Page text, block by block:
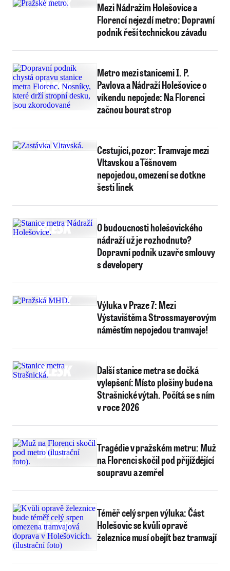
Mezi Nádražím Holešovice a
Florencí nejezdí metro: Dopravní
podnik řeší technickou závadu
Metro mezi stanicemi I. P.
Pavlova a Nádraží Holešovice o
víkendu nepojede: Na Florenci
začnou bourat strop
Cestující, pozor: Tramvaje mezi
Vltavskou a Těšnovem
nepojedou, omezení se dotkne
šesti linek
O budoucnosti holešovického
nádraží už je rozhodnuto?
Dopravní podnik uzavře smlouvy
s developery
Výluka v Praze 7: Mezi
Výstavištěm a Strossmayerovým
náměstím nepojedou tramvaje!
Další stanice metra se dočká
vylepšení: Místo plošiny bude na
Strašnické výtah. Počítá se s ním
v roce 2026
Tragédie v pražském metru: Muž
na Florenci skočil pod přijíždějící
soupravu a zemřel
Téměř celý srpen výluka: Část
Holešovic se kvůli opravě
železnice musí obejít bez tramvají